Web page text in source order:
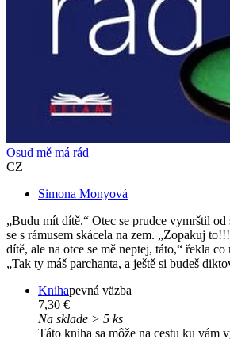
Osud mě má rád
CZ
Simona Monyová
„Budu mít dítě.“ Otec se prudce vymrštil
se s rámusem skácela na zem. „Zopakuj
dítě, ale na otce se mě neptej, táto,“ řekla
„Tak ty máš parchanta, a ještě si budeš
Knihapevná väzba
7,30 €
Na sklade > 5 ks
Táto kniha sa môže na cestu ku vám